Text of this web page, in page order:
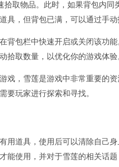
拾取物品。此时，如果背包内
具，但背包已满，可以通过手动
背包栏中快速开启或关闭该功
拾取数量，以优化你的游戏体验
戏，雪莲是游戏中非常重要的
要玩家进行探索和寻找。
用道具，使用后可以清除自己
能使用，并对于雪莲的相关话